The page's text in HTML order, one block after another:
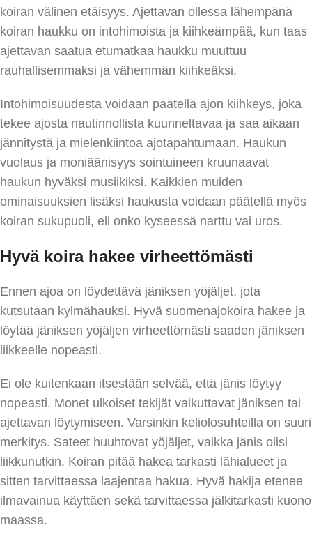
koiran välinen etäisyys. Ajettavan ollessa lähempänä
koiran haukku on intohimoista ja kiihkeämpää, kun taas
ajettavan saatua etumatkaa haukku muuttuu
rauhallisemmaksi ja vähemmän kiihkeäksi.
Intohimoisuudesta voidaan päätellä ajon kiihkeys, joka
tekee ajosta nautinnollista kuunneltavaa ja saa aikaan
jännitystä ja mielenkiintoa ajotapahtumaan. Haukun
vuolaus ja moniäänisyys sointuineen kruunaavat
haukun hyväksi musiikiksi. Kaikkien muiden
ominaisuuksien lisäksi haukusta voidaan päätellä myös
koiran sukupuoli, eli onko kyseessä narttu vai uros.
Hyvä koira hakee virheettömästi
Ennen ajoa on löydettävä jäniksen yöjäljet, jota
kutsutaan kylmähauksi. Hyvä suomenajokoira hakee ja
löytää jäniksen yöjäljen virheettömästi saaden jäniksen
liikkeelle nopeasti.
Ei ole kuitenkaan itsestään selvää, että jänis löytyy
nopeasti. Monet ulkoiset tekijät vaikuttavat jäniksen tai
ajettavan löytymiseen. Varsinkin keliolosuhteilla on suuri
merkitys. Sateet huuhtovat yöjäljet, vaikka jänis olisi
liikkunutkin. Koiran pitää hakea tarkasti lähialueet ja
sitten tarvittaessa laajentaa hakua. Hyvä hakija etenee
ilmavainua käyttäen sekä tarvittaessa jälkitarkasti kuono
maassa.